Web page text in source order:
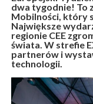
dwa tygodnie! To
Mobilności, który
Największe
regionie CEE
świata. W strefie
partnerów i
technologii.